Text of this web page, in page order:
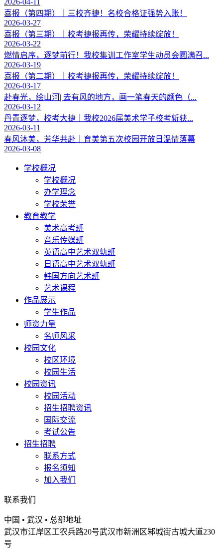
喜报（第四期）｜三校齐捷！名校合格证强势入账！
2026-03-27
喜报（第三期）｜校考捷报再传，荣耀持续绽放！
2026-03-22
燃情启序，逐梦前行！我校集训工作室学生动员会圆满召...
2026-03-19
喜报（第二期）｜校考捷报再传，荣耀持续绽放！
2026-03-17
赴春光，绘山河| 去有风的地方，画一笔春天的颜色（...
2026-03-12
丹青逐梦，校考大捷｜我校2026届美术学子校考斩获...
2026-03-11
春风沐美，芳华共赴｜育美第五次校园开放日温情落幕
2026-03-08
学校概况
学校概况
办学理念
学校荣誉
教育教学
美术高考班
音乐传媒班
英语高中艺术双轨班
日语高中艺术双轨班
韩国方向艺术班
艺术课程
作品展示
学生作品
师资力量
名师风采
校园文化
校区环境
校园生活
校园资讯
校园活动
招生招聘资讯
国际交流
考试公告
招生招聘
联系方式
报名须知
加入我们
联系我们
中国 • 武汉 • 总部地址
武汉市江岸区工农兵路20号武汉市新洲区邾城街古城大道230
号